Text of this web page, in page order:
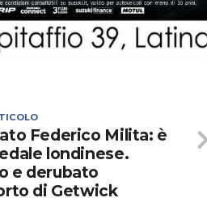
Federico Milita: è
londinese.
e derubato
di Getwick